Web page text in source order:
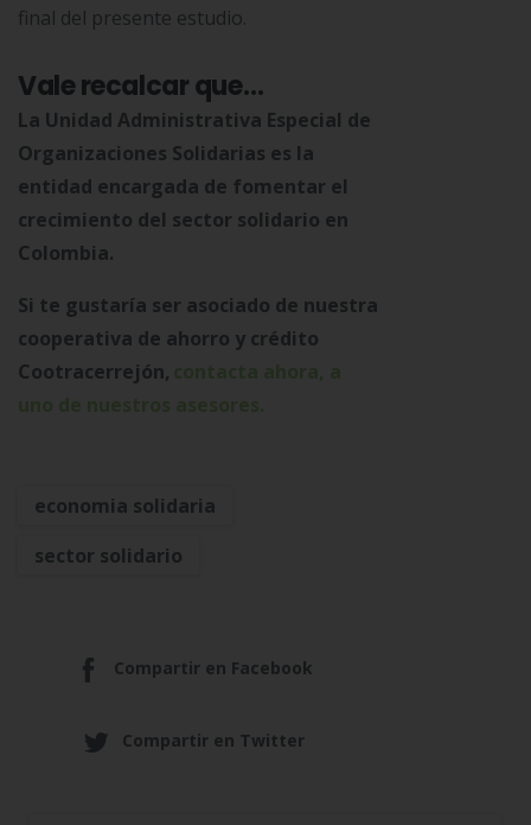
final del presente estudio.
Vale recalcar que…
La Unidad Administrativa Especial de
Organizaciones Solidarias es la
entidad encargada de fomentar el
crecimiento del sector solidario en
Colombia.
Si te gustaría ser asociado de nuestra
cooperativa de ahorro y crédito
Cootracerrejón,
economia solidaria
sector solidario
Compartir en Facebook
Compartir en Twitter